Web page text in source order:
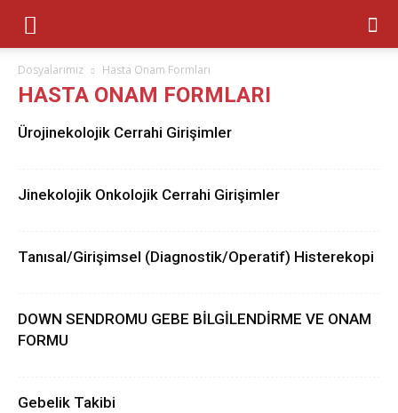
Dosyalarımız Hasta Onam Formları
HASTA ONAM FORMLARI
Ürojinekolojik Cerrahi Girişimler
Jinekolojik Onkolojik Cerrahi Girişimler
Tanısal/Girişimsel (Diagnostik/Operatif) Histerekopi
DOWN SENDROMU GEBE BİLGİLENDİRME VE ONAM
FORMU
Gebelik Takibi